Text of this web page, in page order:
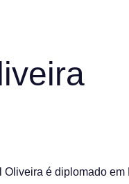
Oliveira é diplomado